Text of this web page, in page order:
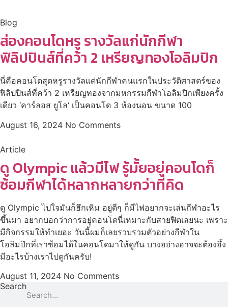
Blog
ส่องคอนโดหรู รางวัลแก่นักกีฬา
ฟิลิปปินส์ที่คว้า 2 เหรียญทองโอลิมปิก
นี่คือคอนโดสุดหรูรางวัลแด่นักกีฬาคนแรกในประวัติศาสตร์ของ
ฟิลิปปินส์ที่คว้า 2 เหรียญทองจากมหกรรมกีฬาโอลิมปิกเพียงครั้ง
เดียว ‘คาร์ลอส ยูโล‘ เป็นคอนโด 3 ห้องนอน ขนาด 100
August 16, 2024 No Comments
Article
ดู Olympic แล้วมีไฟ รู้มั้ยอยู่คอนโดก็
ซ้อมกีฬาได้หลากหลายกว่าที่คิด
ดู Olympic ไปใจมันก็ฮึกเหิม อยู่ดีๆ ก็มีไฟอยากจะเล่นกีฬาอะไร
ขึ้นมา อยากบอกว่าการอยู่คอนโดนี่เหมาะกับสายฟิตเลยนะ เพราะ
มีกิจกรรมให้ทำเยอะ วันนี้ผมก็เลยรวบรวมตัวอย่างกีฬาใน
โอลิมปิกที่เราซ้อมได้ในคอนโดมาให้ดูกัน บางอย่างอาจจะต้องอึ้ง
มีอะไรบ้างเราไปดูกันครับ!
August 11, 2024 No Comments
Search